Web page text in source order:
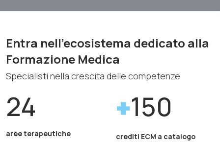
Entra nell'ecosistema dedicato alla
Formazione Medica
Specialisti nella crescita delle competenze
24
aree terapeutiche
150
crediti ECM a catalogo